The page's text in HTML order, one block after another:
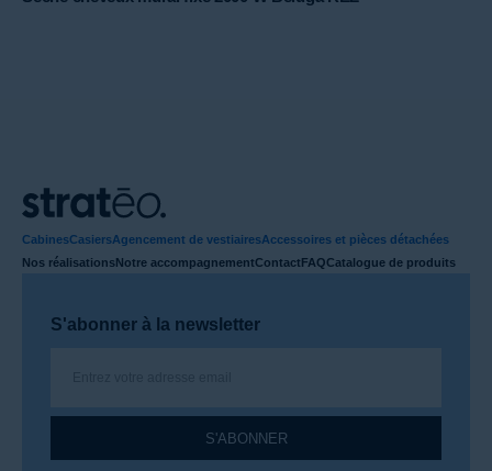
CabinesCasiersAgencement de vestiairesAccessoires et pièces détachées
Nos réalisationsNotre accompagnementContactFAQCatalogue de produits
S'abonner à la newsletter
S'ABONNER